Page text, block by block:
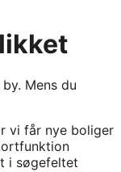
Mens du
vi får nye boliger
i søgefeltet